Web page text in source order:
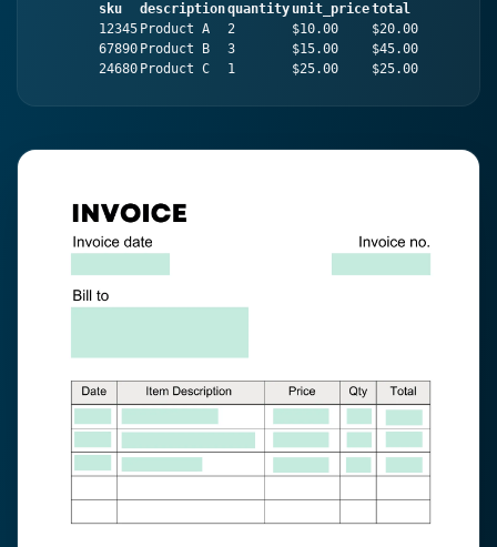
sku descriptionquantity unit_pricetotal
12345 Product A 2 $10.00
$20.00
67890 Product B 3 $15.00
$45.00
24680 Product C 1 $25.00 $25.00